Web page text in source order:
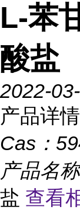
L-苯
酸盐
2022-
产品详情
Cas：
产品名称
盐 查看